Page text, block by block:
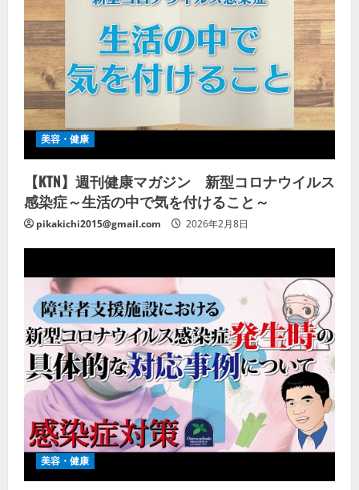
美容・健康
【KTN】週刊健康マガジン 新型コロナウイルス
感染症～生活の中で気を付けること～
pikakichi2015@gmail.com 2026年2月8日
美容・健康